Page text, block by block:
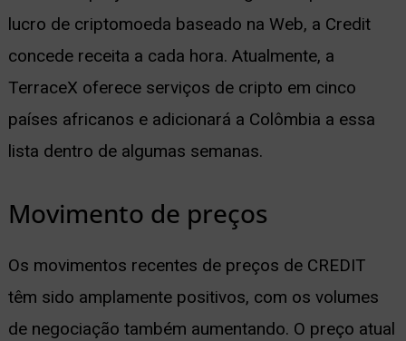
lucro de criptomoeda baseado na Web, a Credit
concede receita a cada hora. Atualmente, a
TerraceX oferece serviços de cripto em cinco
países africanos e adicionará a Colômbia a essa
lista dentro de algumas semanas.
Movimento de preços
Os movimentos recentes de preços de CREDIT
têm sido amplamente positivos, com os volumes
de negociação também aumentando. O preço atual